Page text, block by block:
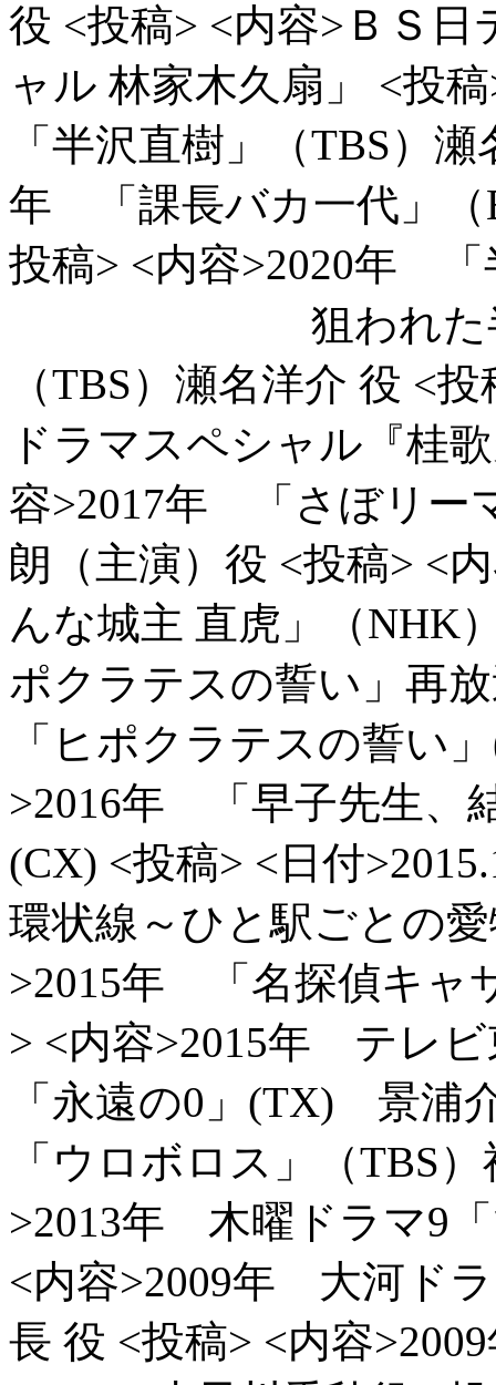
役 <投稿> <内容>ＢＳ
ャル 林家木久扇」
<投
「半沢直樹」（TBS）
年 「課長バカ一代」（
投稿> <内容>2020年
狙われた半沢直
（TBS）瀬名洋介 役 <投
ドラマスペシャル『桂
容>2017年 「さぼリー
朗（主演）役 <投稿> <
んな城主 直虎」（NHK
ポクラテスの誓い」再
「ヒポクラテスの誓い
>2016年 「早子先生、
(CX) <投稿> <日付
環状線～ひと駅ごとの
>2015年 「名探偵キャ
> <内容>2015年 テレ
「永遠の0」(TX) 景浦
「ウロボロス」（TBS
>2013年 木曜ドラマ9
<内容>2009年 大河ド
長 役 <投稿> <内容